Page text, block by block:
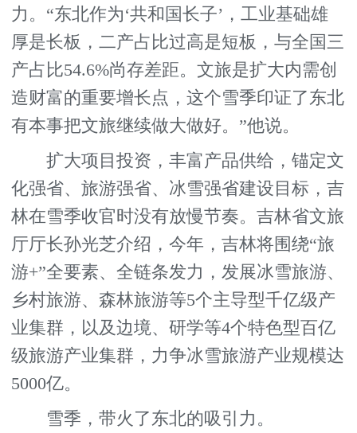
力。“东北作为‘共和国长子’，工业基础雄
厚是长板，二产占比过高是短板，与全国三
产占比54.6%尚存差距。文旅是扩大内需创
造财富的重要增长点，这个雪季印证了东北
有本事把文旅继续做大做好。”他说。
扩大项目投资，丰富产品供给，锚定文
化强省、旅游强省、冰雪强省建设目标，吉
林在雪季收官时没有放慢节奏。吉林省文旅
厅厅长孙光芝介绍，今年，吉林将围绕“旅
游+”全要素、全链条发力，发展冰雪旅游、
乡村旅游、森林旅游等5个主导型千亿级产
业集群，以及边境、研学等4个特色型百亿
级旅游产业集群，力争冰雪旅游产业规模达
5000亿。
雪季，带火了东北的吸引力。